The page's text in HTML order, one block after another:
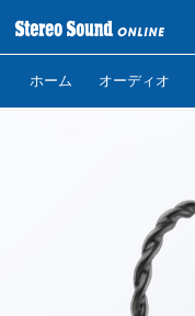
ホーム オーディオ